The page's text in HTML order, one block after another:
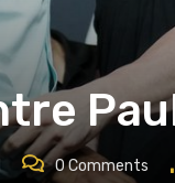
0Comments